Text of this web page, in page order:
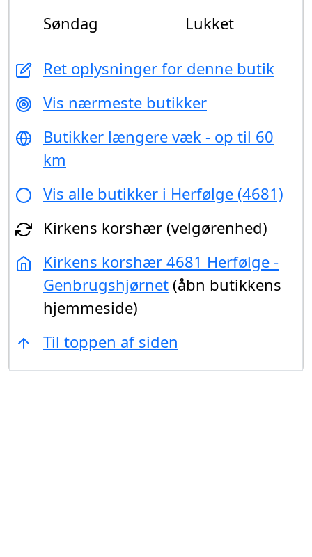
Søndag
Lukket
Ret oplysninger for denne butik
Vis nærmeste butikker
Butikker længere væk - op til 60
km
Vis alle butikker i Herfølge (4681)
Kirkens korshær (velgørenhed)
Kirkens korshær 4681 Herfølge -
Genbrugshjørnet (åbn butikkens
hjemmeside)
Til toppen af siden